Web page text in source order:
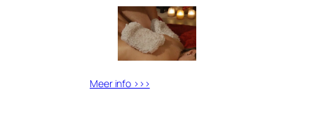
Meer info >>>